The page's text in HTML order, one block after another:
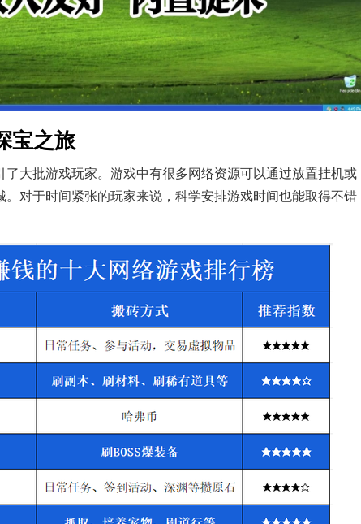
宝之旅
了大批游戏玩家。游戏中有很多网络资源可以通过放置挂机或
对于时间紧张的玩家来说，科学安排游戏时间也能取得不错